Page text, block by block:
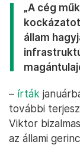
„A cég
állam
– írták
további
Viktor
az állami